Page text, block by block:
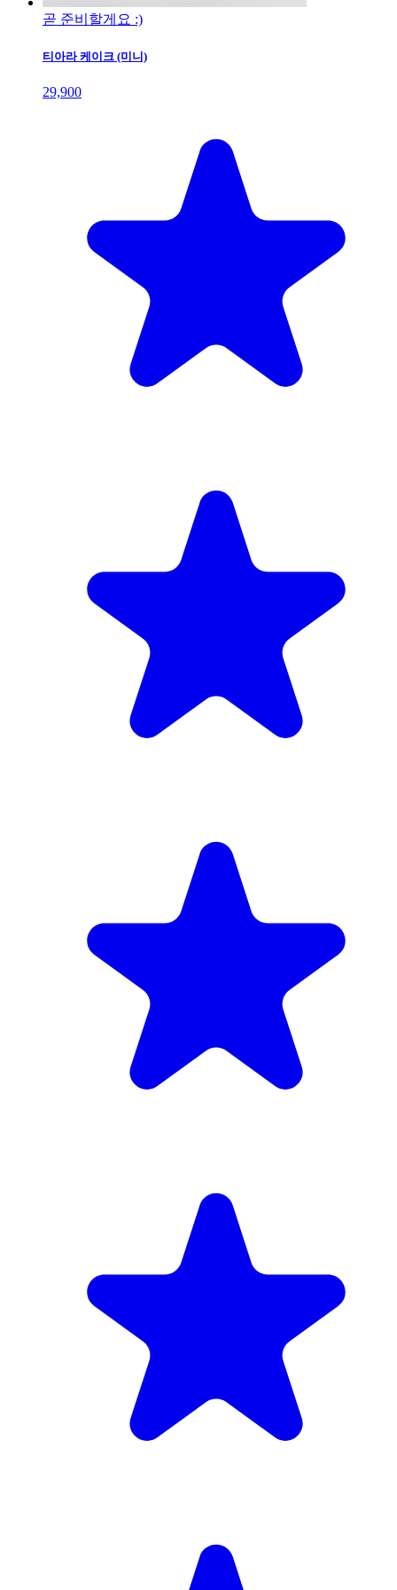
곧 준비할게요 :)
티아라 케이크 (미니)
29,900